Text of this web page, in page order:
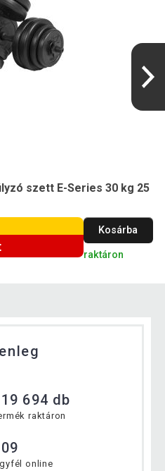
szett E-Series 30 kg 25
Kosárba
raktáron
694 db
raktáron
online